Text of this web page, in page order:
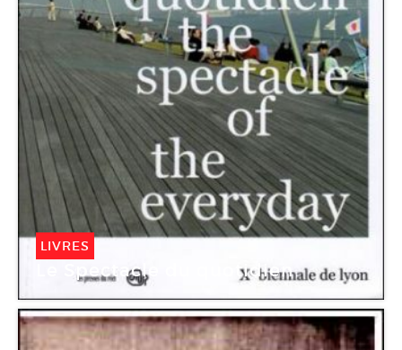
LIVRES
Le Spectacle du quotidien